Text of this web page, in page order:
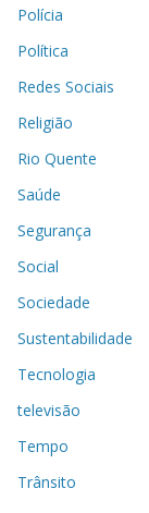
Polícia
Política
Redes Sociais
Religião
Rio Quente
Saúde
Segurança
Social
Sociedade
Sustentabilidade
Tecnologia
televisão
Tempo
Trânsito